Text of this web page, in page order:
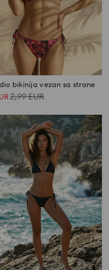
bikinija vezan sa strane
2,99EUR